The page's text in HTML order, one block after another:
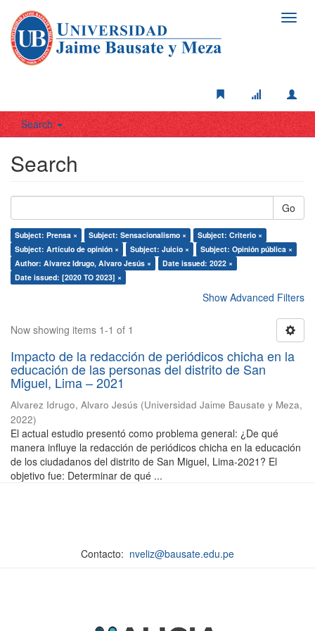
Search
Search
Go
Subject: Prensa × Subject: Sensacionalismo ×
Subject: Criterio ×
Subject: Artículo de opinión ×
Subject: Juicio ×
Subject: Opinión pública ×
Author: Alvarez Idrugo, Alvaro Jesús ×
Date issued: 2022 ×
Date issued: [2020 TO 2023] ×
Show Advanced Filters
Now showing items 1-1 of 1
Impacto de la redacción de periódicos chicha en la
educación de las personas del distrito de San
Miguel, Lima – 2021
Alvarez Idrugo, Alvaro Jesús (Universidad Jaime Bausate y Meza,
2022)
El actual estudio presentó como problema general: ¿De qué
manera influye la redacción de periódicos chicha en la educación
de los ciudadanos del distrito de San Miguel, Lima-2021? El
objetivo fue: Determinar de qué ...
Contacto: nveliz@bausate.edu.pe